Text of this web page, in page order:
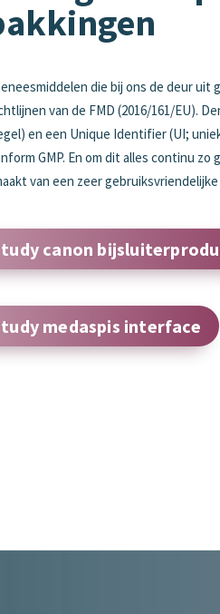
die bij ons de deur uit
van de FMD (2016/161/EU).
en een Unique Identifier (UI;
GMP. En om dit alles continu
van een zeer
canon
medaspis interface